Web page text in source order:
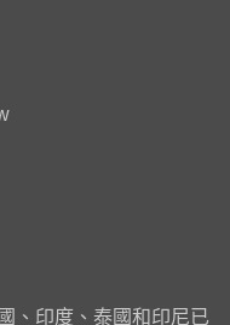
、印度、泰國和印尼已